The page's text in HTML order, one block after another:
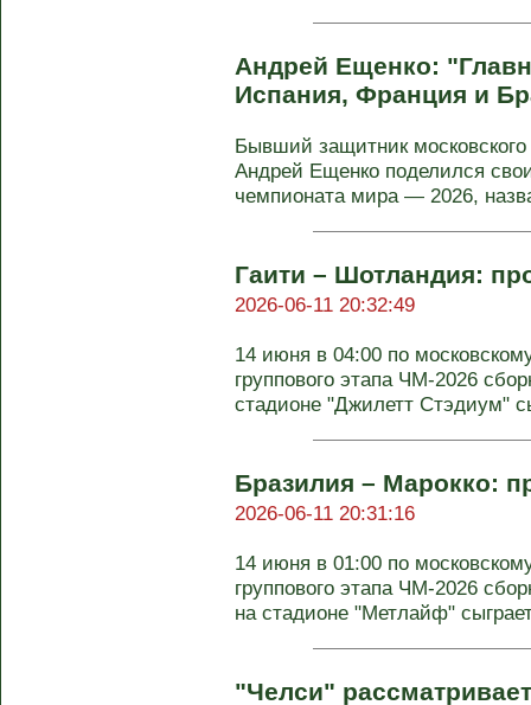
Андрей Ещенко:
Испания, Франция и
Бывший защитник
Андрей Ещенко поделился
чемпионата мира — 2026,
Гаити – Шотландия:
2026-06-11 20:32:49
14 июня в 04:00 по
группового этапа ЧМ-2026
стадионе "Джилетт Стэдиум"
Бразилия – Марокко:
2026-06-11 20:31:16
14 июня в 01:00 по
группового этапа ЧМ-2026
на стадионе "Метлайф"
"Челси"